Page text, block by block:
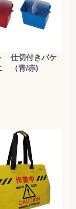
仕切付きバケ
（青/赤)